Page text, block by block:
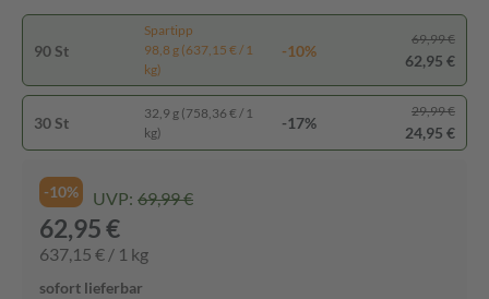
90 St
Spartipp
98,8 g (637,15 € / 1
kg)
-10%
69,99 €
62,95 €
30 St
32,9 g (758,36 € / 1
kg)
-17%
29,99 €
24,95 €
-10% UVP: 69,99 €
62,95 €
637,15 € / 1 kg
sofort lieferbar